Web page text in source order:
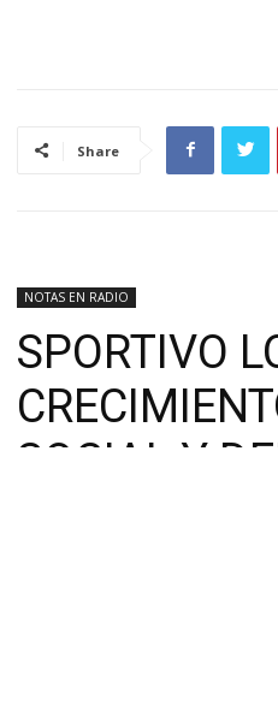
Share